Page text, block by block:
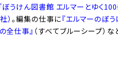
ぼうけん図書館 エルマーとゆく
） 。編集の仕事に『エルマーのぼう
全仕事』 （すべてブルーシープ）